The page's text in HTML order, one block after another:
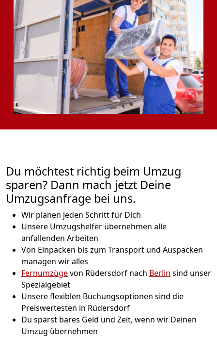
Du möchtest richtig beim Umzug
sparen? Dann mach jetzt Deine
Umzugsanfrage bei uns.
Wir planen jeden Schritt für Dich
Unsere Umzugshelfer übernehmen alle
anfallenden Arbeiten
Von Einpacken bis zum Transport und Auspacken
managen wir alles
Fernumzügevon Rüdersdorf nach Berlin sind unser
Spezialgebiet
Unsere flexiblen Buchungsoptionen sind die
Preiswertesten in Rüdersdorf
Du sparst bares Geld und Zeit, wenn wir Deinen
Umzug übernehmen